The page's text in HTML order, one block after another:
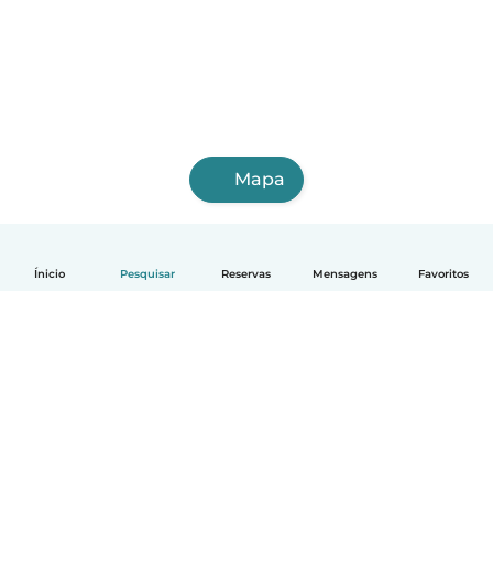
Ínicio Pesquisar Reservas Mensagens Favoritos
Mapa